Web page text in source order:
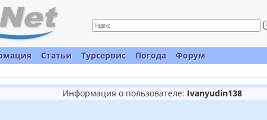
Статьи Турсервис Погода Форум
Информация о пользователе: Ivanyudin138